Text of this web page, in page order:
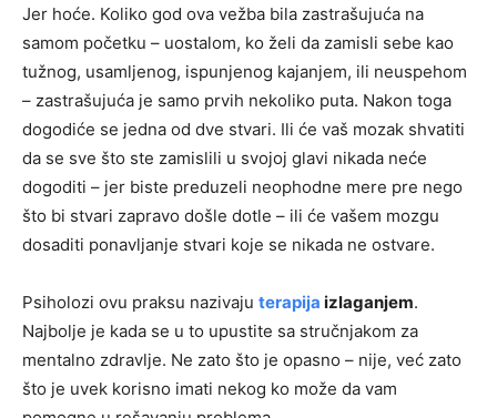
Jer hoće. Koliko god ova vežba bila zastrašujuća na
samom početku – uostalom, ko želi da zamisli sebe kao
tužnog, usamljenog, ispunjenog kajanjem, ili neuspehom
– zastrašujuća je samo prvih nekoliko puta. Nakon toga
dogodiće se jedna od dve stvari. Ili će vaš mozak shvatiti
da se sve što ste zamislili u svojoj glavi nikada neće
dogoditi – jer biste preduzeli neophodne mere pre nego
što bi stvari zapravo došle dotle – ili će vašem mozgu
dosaditi ponavljanje stvari koje se nikada ne ostvare.
Psiholozi ovu praksu nazivaju terapija izlaganjem.
Najbolje je kada se u to upustite sa stručnjakom za
mentalno zdravlje. Ne zato što je opasno – nije, već zato
što je uvek korisno imati nekog ko može da vam